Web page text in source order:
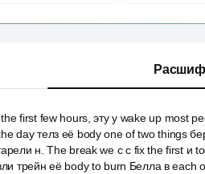
first few hours, эту y wake up most
day телз её body one of two things
н. The break we c c fix the first и
трейн её body to burn Белла в each